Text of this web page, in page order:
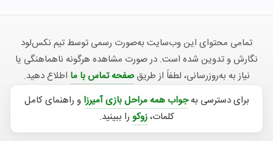
تمامی محتوای این وب‌سایت به‌صورت رسمی توسط تیم نکس‌لود
نگارش و تدوین شده است. در صورت مشاهده هرگونه ناهماهنگی یا
نیاز به به‌روزرسانی، لطفاً از طریقصفحه تماس با ما اطلاع دهید.
برای دسترسی به جواب همه مراحل بازی آمیرزا و راهنمای کامل
کلمات،زوکو را ببینید.